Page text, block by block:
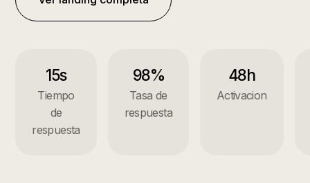
15s
Tiempo
de
respuesta
98%
Tasa de
respuesta
48h
Activacion